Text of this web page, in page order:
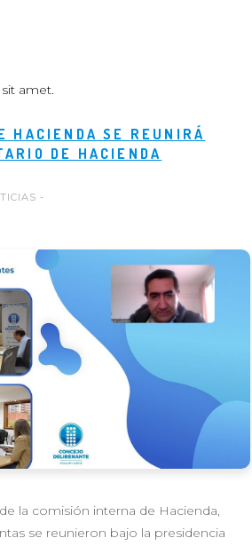
amet.
HACIENDA SE REUNIRÁ
DE HACIENDA
-
la comisión interna de Hacienda,
se reunieron bajo la presidencia